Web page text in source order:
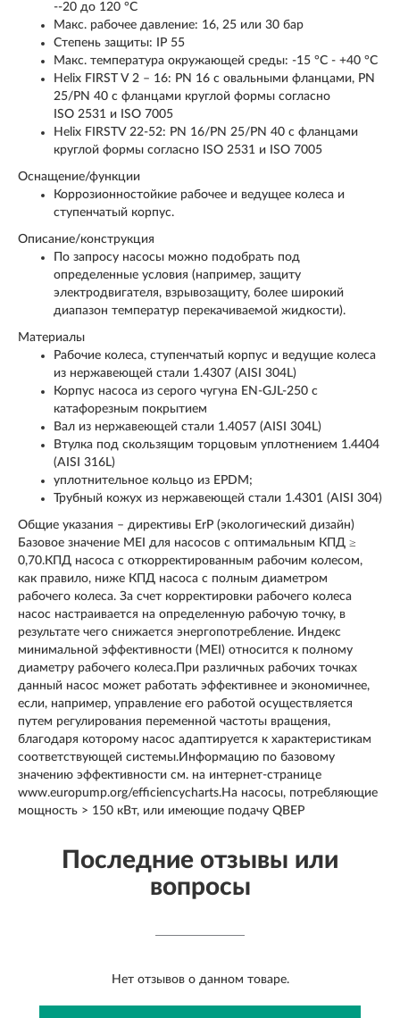
‐-20 до 120 °C
Макс. рабочее давление: 16, 25 или 30 бар
Степень защиты: IP 55
Макс. температура окружающей среды: -15 °C - +40 °C
Helix FIRST V 2 – 16: PN 16 с овальными фланцами, PN
25/PN 40 с фланцами круглой формы согласно
ISO 2531 и ISO 7005
Helix FIRSTV 22-52: PN 16/PN 25/PN 40 с фланцами
круглой формы согласно ISO 2531 и ISO 7005
Оснащение/функции
Коррозионностойкие рабочее и ведущее колеса и
ступенчатый корпус.
Описание/конструкция
По запросу насосы можно подобрать под
определенные условия (например, защиту
электродвигателя, взрывозащиту, более широкий
диапазон температур перекачиваемой жидкости).
Материалы
Рабочие колеса, ступенчатый корпус и ведущие колеса
из нержавеющей стали 1.4307 (AISI 304L)
Корпус насоса из серого чугуна EN-GJL-250 с
катафорезным покрытием
Вал из нержавеющей стали 1.4057 (AISI 304L)
Втулка под скользящим торцовым уплотнением 1.4404
(AISI 316L)
уплотнительное кольцо из EPDM;
Трубный кожух из нержавеющей стали 1.4301 (AISI 304)
Общие указания – директивы ErP (экологический дизайн)
Базовое значение MEI для насосов с оптимальным КПД ≥
0,70.КПД насоса с откорректированным рабочим колесом,
как правило, ниже КПД насоса с полным диаметром
рабочего колеса. За счет корректировки рабочего колеса
насос настраивается на определенную рабочую точку, в
результате чего снижается энергопотребление. Индекс
минимальной эффективности (MEI) относится к полному
диаметру рабочего колеса.При различных рабочих точках
данный насос может работать эффективнее и экономичнее,
если, например, управление его работой осуществляется
путем регулирования переменной частоты вращения,
благодаря которому насос адаптируется к характеристикам
соответствующей системы.Информацию по базовому
значению эффективности см. на интернет-странице
www.europump.org/efficiencycharts.На насосы, потребляющие
мощность > 150 кВт, или имеющие подачу QBEP
Последние отзывы или
вопросы
Нет отзывов о данном товаре.